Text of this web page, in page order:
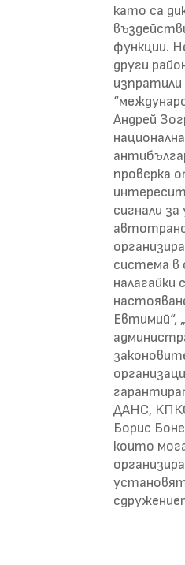
като са
функции.
други
Андрей
проверка
сигнали
система в
налагайки
Евтимий“,
ДАНС,
Борис
които